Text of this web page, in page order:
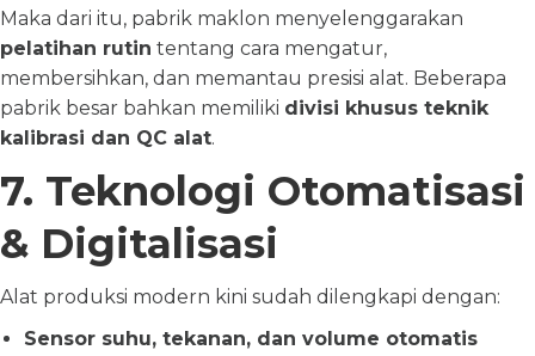
Maka dari itu, pabrik maklon menyelenggarakan
pelatihan rutin tentang cara mengatur,
membersihkan, dan memantau presisi alat. Beberapa
pabrik besar bahkan memiliki divisi khusus teknik
kalibrasi dan QC alat.
7. Teknologi Otomatisasi
& Digitalisasi
Alat produksi modern kini sudah dilengkapi dengan:
Sensor suhu, tekanan, dan volume otomatis